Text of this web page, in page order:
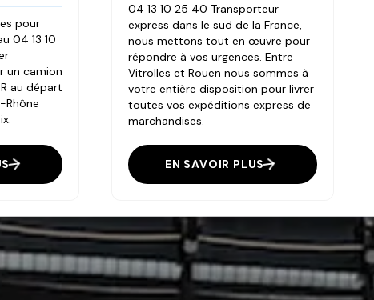
pour
04 13 10
un camion
au départ
04 13 10 25 40 Transporteur
express dans le sud de la France,
nous mettons tout en œuvre pour
répondre à vos urgences. Entre
Vitrolles et Rouen nous sommes à
votre entière disposition pour livrer
toutes vos expéditions express de
marchandises.
EN SAVOIR PLUS